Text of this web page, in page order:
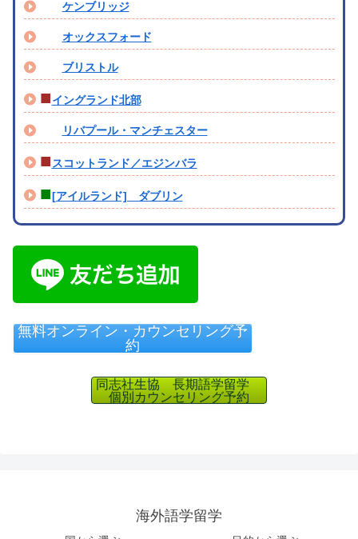
ケンブリッジ
オックスフォード
ブリストル
■イングランド北部
リバプール・マンチェスター
■スコットランド／エジンバラ
■[アイルランド] ダブリン
無料オンライン・カウンセリング予
約
同志社生協 長期語学留学
個別カウンセリング予約
海外語学留学